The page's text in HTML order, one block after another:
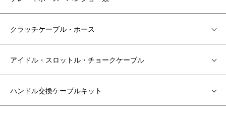
クラッチケーブル・ホース
アイドル・スロットル・チョークケーブル
ハンドル交換ケーブルキット